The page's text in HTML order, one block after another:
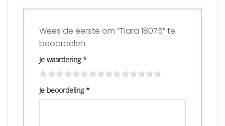
Wees de eerste om “Tiara 18075” te
beoordelen
Je waardering*
Je beoordeling*